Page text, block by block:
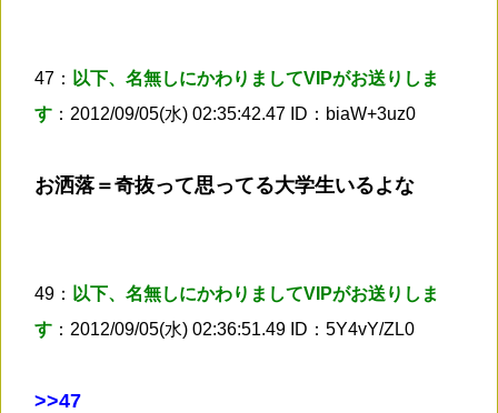
47： 以下、名無しにかわりましてVIPがお送りしま
す ：2012/09/05(水) 02:35:42.47 ID：biaW+3uz0
お洒落＝奇抜って思ってる大学生いるよな
49： 以下、名無しにかわりましてVIPがお送りしま
す ：2012/09/05(水) 02:36:51.49 ID：5Y4vY/ZL0
>>47